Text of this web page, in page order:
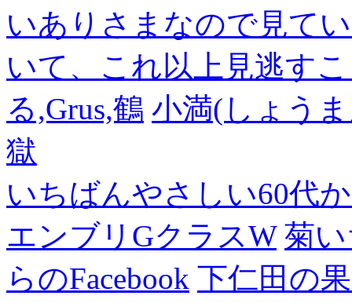
いありさまなので見て
いて、これ以上見逃す
る,Grus,鶴 小満(しょう
獄
いちばんやさしい60代
エンブリGクラスW 菊
らのFacebook 下仁田の